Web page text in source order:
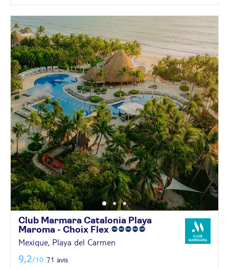
Club Marmara Catalonia Playa
Maroma - Choix Flex
Mexique, Playa del Carmen
9,2/10 71 avis